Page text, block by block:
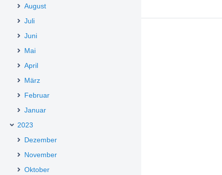
August
Juli
Juni
Mai
April
März
Februar
Januar
2023
Dezember
November
Oktober